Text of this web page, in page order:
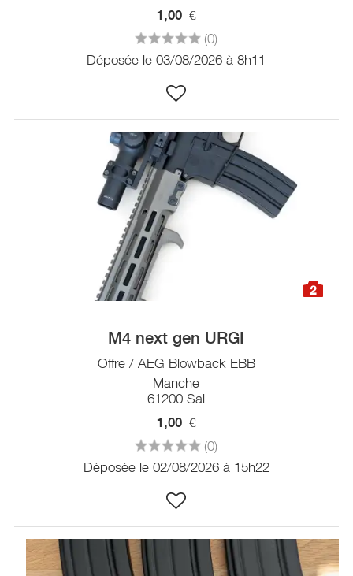
1,00 €
(0)
Déposée le 03/08/2026 à 8h11
2
M4 next gen URGI
Offre / AEG Blowback EBB
Manche
61200 Sai
1,00 €
(0)
Déposée le 02/08/2026 à 15h22